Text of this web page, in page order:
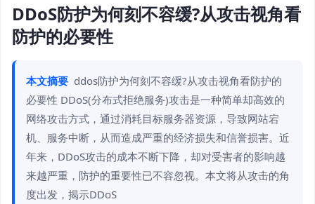
DDoS防护为何刻不容缓?从攻击视角看
防护的必要性
本文摘要 ddos防护为何刻不容缓?从攻击视角看防护的
必要性 DDoS(分布式拒绝服务)攻击是一种简单却高效的
网络攻击方式，通过消耗目标服务器资源，导致网站宕
机、服务中断，从而造成严重的经济损失和信誉损害。近
年来，DDoS攻击的成本不断下降，却对受害者的影响越
来越严重，防护的重要性已不容忽视。本文将从攻击的角
度出发，揭示DDoS